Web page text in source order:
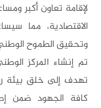
تعاون أكبر
مما
الطموح الوطني نحو
إلى خلق بيئة
الجهود ضمن إطار